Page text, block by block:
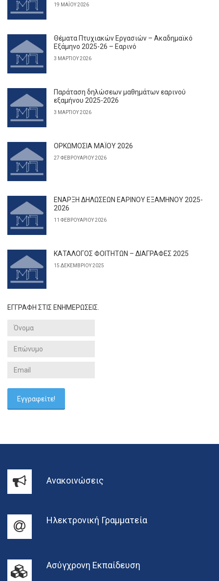
19 ΜΑΪ́ΟΥ 2026
Θέματα Πτυχιακών Εργασιών – Ακαδημαϊκό
Εξάμηνο 2025-26 – Εαρινό
3 ΜΑΡΤΊΟΥ 2026
Παράταση δηλώσεων μαθημάτων εαρινού
εξαμήνου 2025-2026
3 ΜΑΡΤΊΟΥ 2026
ΟΡΚΩΜΟΣΙΑ ΜΑΪΟΥ 2026
27 ΦΕΒΡΟΥΑΡΊΟΥ 2026
ΕΝΑΡΞΗ ΔΗΛΩΣΕΩΝ ΕΑΡΙΝΟΥ ΕΞΑΜΗΝΟΥ 2025-
2026
11 ΦΕΒΡΟΥΑΡΊΟΥ 2026
ΚΑΤΑΛΟΓΟΣ ΦΟΙΤΗΤΩΝ – ΔΙΑΓΡΑΦΕΣ 2025
15 ΔΕΚΕΜΒΡΊΟΥ 2025
ΕΓΓΡΑΦΗ ΣΤΙΣ ΕΝΗΜΕΡΩΣΕΙΣ.
Ανακοινώσεις
Ηλεκτρονική Γραμματεία
Ασύγχρονη Εκπαίδευση